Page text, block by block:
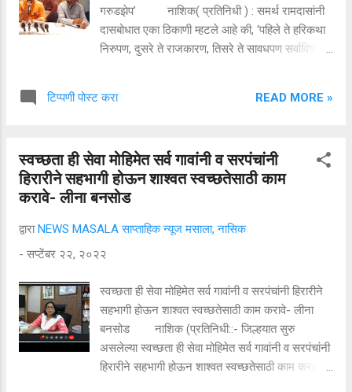
गरुडझेप’ नाशिक( प्रतिनिधी ) : समर्थ रामदासांनी
दासबोधात एका ठिकाणी म्हटले आहे की, ‘पहिले ते हरिकथा
निरुपण, दुसरे ते राजकारण, तिसरे ते सावधपण सर्वाविषयी’.
आग्य्राहून शिताफीने करून घेतलेली सुटका हा
ऑक्टोबरला विजयादशमीच्या दिवशी प्रेक्षकांच्या भेटीला येत
आहे. नासिकला झालेल्या पत्रकार परिषदेत अभिनेते खा. डॉ.
अमोल कोल्हे यांनी अशी माहिती दिली. यावेळी त्यांच्यासोबत
औरंगजेबासारख्या धूर्त आणि कुटील बादशहाला देखील
बेसावध ठेवून महाराज त्याच्या हातावर तुरी देऊन कैदेतून
प्रत्यक्षात घडवून आणणे, हे एका अतिशय बुद्धिमान आणि
सावध व्यक्तीलाच शक्य होते. शत्रू सावध...
टिप्पणी पोस्ट करा READ MORE »
स्वच्छता ही सेवा मोहिमेत सर्व गावांनी व सरपंचांनी
हिरारीने सहभागी होऊन शाश्वत स्वच्छतेसाठी काम
करावे- लीना बनसोड
द्वाराNEWS MASALA साप्ताहिक न्यूज मसाला, नासिक
- सप्टेंबर २२, २०२२
स्वच्छता ही सेवा मोहिमेत सर्व गावांनी व सरपंचांनी हिरारीने
सहभागी होऊन शाश्वत स्वच्छतेसाठी काम करावे- लीना
बनसोड नाशिक (प्रतिनिधी::- जिल्हयात सुरु
असलेल्या स्वच्छता ही सेवा मोहिमेत सर्व गावांनी व सरपंचांनी
हिरारीने सहभागी होऊन शाश्वत स्वच्छतेसाठी काम करावे